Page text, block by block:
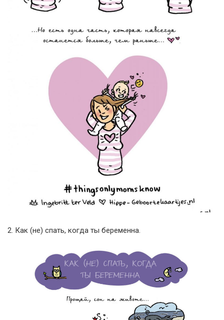
2. Как (не) спать, когда ты беременна.